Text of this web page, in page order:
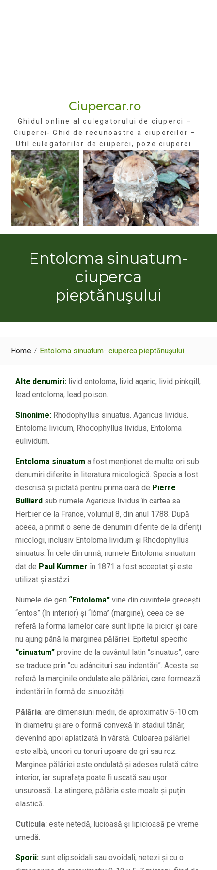
Ciupercar.ro
Ghidul online al culegatorului de ciuperci –
Ciuperci- Ghid de recunoastre a ciupercilor –
Util culegatorilor de ciuperci, poze ciuperci.
Entoloma sinuatum-
ciuperca
pieptănuşului
Home Entoloma sinuatum- ciuperca pieptănuşului
Alte denumiri: livid entoloma, livid agaric, livid pinkgill,
lead entoloma, lead poison.
Sinonime: Rhodophyllus sinuatus, Agaricus lividus,
Entoloma lividum, Rhodophyllus lividus, Entoloma
eulividum.
Entoloma sinuatum a fost menționat de multe ori sub
denumiri diferite în literatura micologică. Specia a fost
descrisă și pictată pentru prima oară de Pierre
Bulliard sub numele Agaricus lividus în cartea sa
Herbier de la France, volumul 8, din anul 1788. După
aceea, a primit o serie de denumiri diferite de la diferiți
micologi, inclusiv Entoloma lividum și Rhodophyllus
sinuatus. În cele din urmă, numele Entoloma sinuatum
dat de Paul Kummer în 1871 a fost acceptat și este
utilizat și astăzi.
Numele de gen “Entoloma”vine din cuvintele grecești
“entos” (în interior) și “lóma” (margine), ceea ce se
referă la forma lamelor care sunt lipite la picior și care
nu ajung până la marginea pălăriei. Epitetul specific
“sinuatum”provine de la cuvântul latin “sinuatus”, care
se traduce prin “cu adâncituri sau indentări”. Acesta se
referă la marginile ondulate ale pălăriei, care formează
indentări în formă de sinuozități.
Pălăria: are dimensiuni medii, de aproximativ 5-10 cm
în diametru și are o formă convexă în stadiul tânăr,
devenind apoi aplatizată în vârstă. Culoarea pălăriei
este albă, uneori cu tonuri ușoare de gri sau roz.
Marginea pălăriei este ondulată și adesea rulată către
interior, iar suprafața poate fi uscată sau ușor
unsuroasă. La atingere, pălăria este moale și puțin
elastică.
Cuticula: este netedă, lucioasă şi lipicioasă pe vreme
umedă.
Sporii: sunt elipsoidali sau ovoidali, netezi și cu o